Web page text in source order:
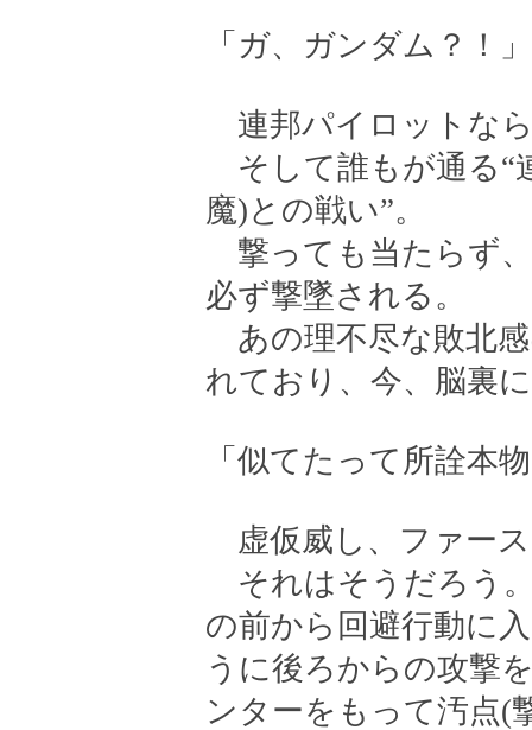
「ガ、ガンダム？！」
連邦パイロットな
そして誰もが通る“
魔)との戦い”。
撃っても当たらず
必ず撃墜される。
あの理不尽な敗北
れており、今、脳裏
「似てたって所詮本
虚仮威し、ファー
それはそうだろう
の前から回避行動に
うに後ろからの攻撃
ンターをもって汚点(